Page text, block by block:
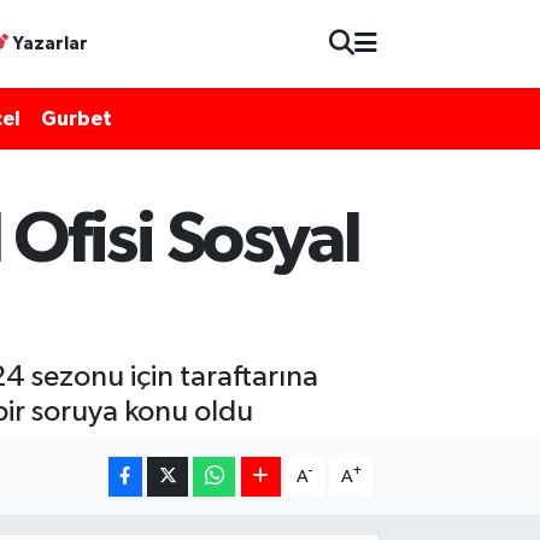
Yazarlar
Gurbet
Sosyal
sezonu için taraftarına
soruya konu oldu
A- A+